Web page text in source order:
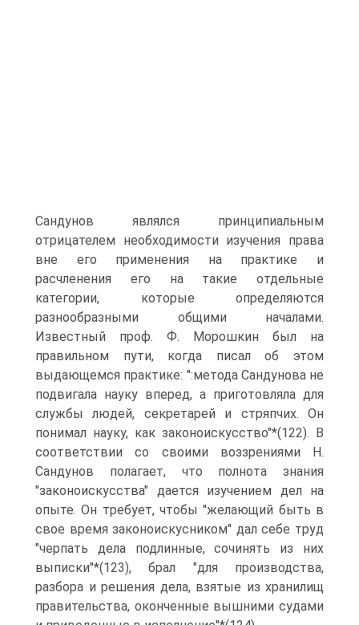
Сандунов являлся принципиальным
отрицателем необходимости изучения права
вне его применения на практике и
расчленения его на такие отдельные
категории, которые определяются
разнообразными общими началами.
Известный проф. Ф. Морошкин был на
правильном пути, когда писал об этом
выдающемся практике: ":метода Сандунова не
подвигала науку вперед, а приготовляла для
службы людей, секретарей и стряпчих. Он
понимал науку, как законоискусство"*(122). В
соответствии со своими воззрениями Н.
Сандунов полагает, что полнота знания
"законоискусства" дается изучением дел на
опыте. Он требует, чтобы "желающий быть в
свое время законоискусником" дал себе труд
"черпать дела подлинные, сочинять из них
выписки"*(123), брал "для производства,
разбора и решения дела, взятые из хранилищ
правительства, оконченные вышними судами